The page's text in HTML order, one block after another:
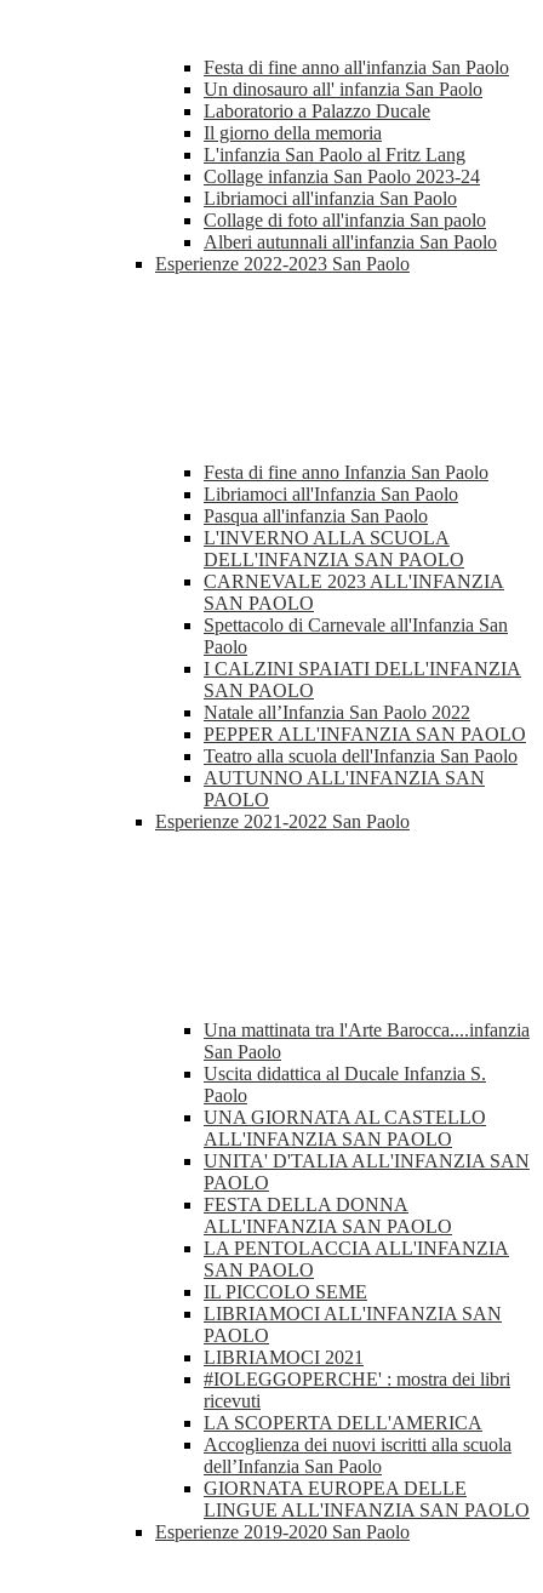
Festa di fine anno all'infanzia San Paolo
Un dinosauro all' infanzia San Paolo
Laboratorio a Palazzo Ducale
Il giorno della memoria
L'infanzia San Paolo al Fritz Lang
Collage infanzia San Paolo 2023-24
Libriamoci all'infanzia San Paolo
Collage di foto all'infanzia San paolo
Alberi autunnali all'infanzia San Paolo
Esperienze 2022-2023 San Paolo
Festa di fine anno Infanzia San Paolo
Libriamoci all'Infanzia San Paolo
Pasqua all'infanzia San Paolo
L'INVERNO ALLA SCUOLA
DELL'INFANZIA SAN PAOLO
CARNEVALE 2023 ALL'INFANZIA
SAN PAOLO
Spettacolo di Carnevale all'Infanzia San
Paolo
I CALZINI SPAIATI DELL'INFANZIA
SAN PAOLO
Natale all’Infanzia San Paolo 2022
PEPPER ALL'INFANZIA SAN PAOLO
Teatro alla scuola dell'Infanzia San Paolo
AUTUNNO ALL'INFANZIA SAN
PAOLO
Esperienze 2021-2022 San Paolo
Una mattinata tra l'Arte Barocca....infanzia
San Paolo
Uscita didattica al Ducale Infanzia S.
Paolo
UNA GIORNATA AL CASTELLO
ALL'INFANZIA SAN PAOLO
UNITA' D'TALIA ALL'INFANZIA SAN
PAOLO
FESTA DELLA DONNA
ALL'INFANZIA SAN PAOLO
LA PENTOLACCIA ALL'INFANZIA
SAN PAOLO
IL PICCOLO SEME
LIBRIAMOCI ALL'INFANZIA SAN
PAOLO
LIBRIAMOCI 2021
#IOLEGGOPERCHE' : mostra dei libri
ricevuti
LA SCOPERTA DELL'AMERICA
Accoglienza dei nuovi iscritti alla scuola
dell’Infanzia San Paolo
GIORNATA EUROPEA DELLE
LINGUE ALL'INFANZIA SAN PAOLO
Esperienze 2019-2020 San Paolo